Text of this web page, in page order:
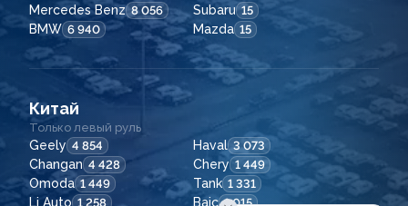
Mercedes Benz 8 056 Subaru 15
BMW 6 940 Mazda 15
Китай
Только левый руль
Geely 4 854 Haval 3 073
Changan 4 428 Chery 1 449
Omoda 1 449 Tank 1 331
Li Auto 1 258 Baic 1 015